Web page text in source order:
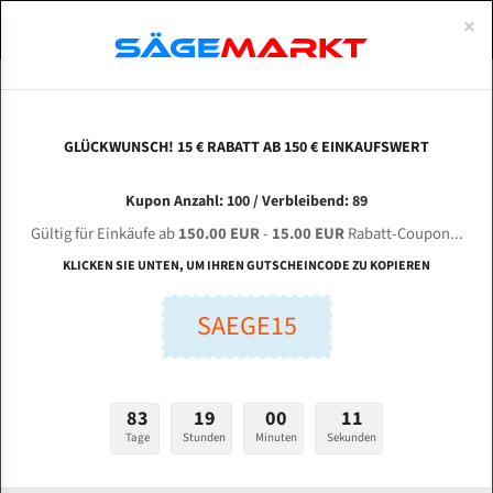
FAT 700 SA DI für 5300 mm Bi-Metall
Bandsägeblätter
Länge (mm):
Stärken + Zahnteilung:
mm
ABOUTS
ENGLISH
Bi-Metall Meterware
Fleischerei Bandsägeblätter
Bandmesser Glatt Meterware
Konvex Meterware
×
GLÜCKWUNSCH! 15 € RABATT AB 150 € EINKAUFSWERT
Kupon Anzahl: 100 / Verbleibend: 89
Gültig für Einkäufe ab150.00 EUR- 15.00 EURRabatt-Coupon...
KLICKEN SIE UNTEN, UM IHREN GUTSCHEINCODE ZU KOPIEREN
SAEGE15
83
Tage
19
Stunden
00
Minuten
11
Sekunden